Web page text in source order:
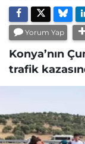
Yorum Yap
Konya’nın
trafik